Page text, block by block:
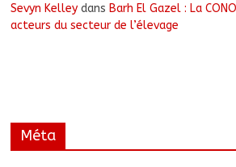
Sevyn Kelley dans Barh El Gazel : La
acteurs du secteur de l’élevage
Méta